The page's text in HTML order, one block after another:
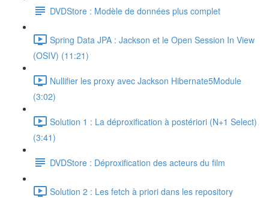
DVDStore : Modèle de données plus complet
Spring Data JPA : Jackson et le Open Session In View
(OSIV) (11:21)
Nullifier les proxy avec Jackson Hibernate5Module
(3:02)
Solution 1 : La déproxification à postériori (N+1 Select)
(3:41)
DVDStore : Déproxification des acteurs du film
Solution 2 : Les fetch à priori dans les repository